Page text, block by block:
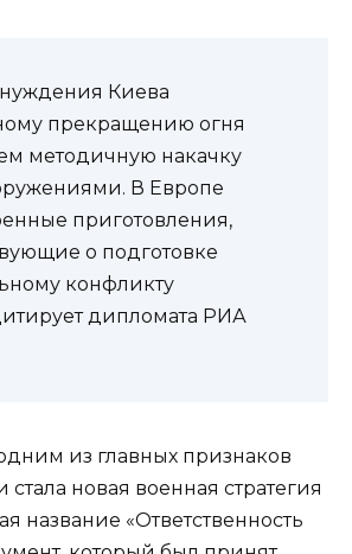
Киева
прекращению огня
методичную накачку
В Европе
приготовления,
о подготовке
конфликту
дипломата РИА
из главных признаков
новая военная стратегия
название «Ответственность